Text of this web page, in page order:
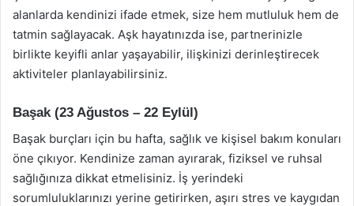
alanlarda kendinizi ifade etmek, size hem mutluluk hem de
tatmin sağlayacak. Aşk hayatınızda ise, partnerinizle
birlikte keyifli anlar yaşayabilir, ilişkinizi derinleştirecek
aktiviteler planlayabilirsiniz.
Başak (23 Ağustos – 22 Eylül)
Başak burçları için bu hafta, sağlık ve kişisel bakım konuları
öne çıkıyor. Kendinize zaman ayırarak, fiziksel ve ruhsal
sağlığınıza dikkat etmelisiniz. İş yerindeki
sorumluluklarınızı yerine getirirken, aşırı stres ve kaygıdan